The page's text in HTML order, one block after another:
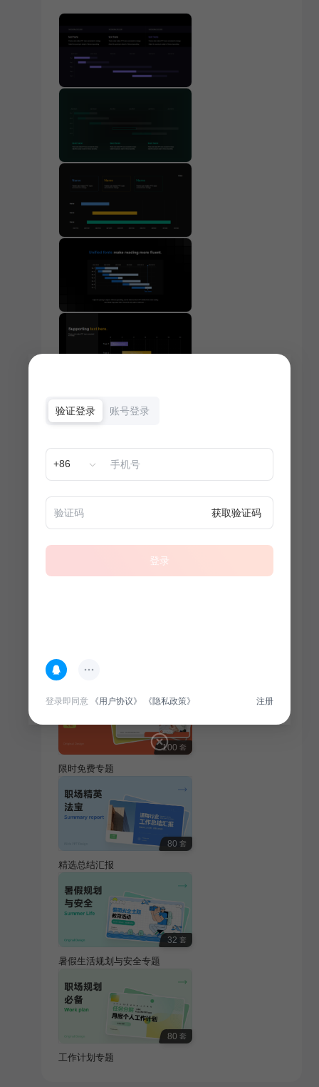
热门专题
100 套
限时免费专题
80 套
精选总结汇报
32 套
暑假生活规划与安全专题
80 套
工作计划专题
验证登录 账号登录
+86
获取验证码
登录
登录即同意 《用户协议》 《隐私政策》 注册